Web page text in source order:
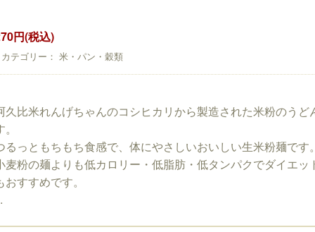
円(税込)
カテゴリー： 米・パン・穀類
久比米れんげちゃんのコシヒカリから製造された米粉のうど
。
るっともちもち食感で、体にやさしいおいしい生米粉麺です。
麦粉の麺よりも低カロリー・低脂肪・低タンパクでダイエッ
おすすめです。